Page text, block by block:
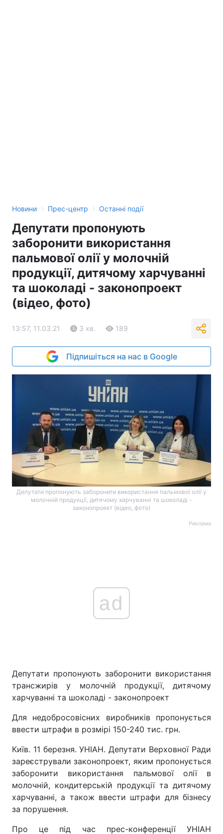
Новини › Прес-центр › Останні події
Депутати пропонують
заборонити використання
пальмової олії у молочній
продукції, дитячому харчуванні
та шоколаді - законопроект
(відео, фото)
13:57, 11.03.21 3 хв. 189
Підпишіться на нас в Google
Депутати пропонують заборонити використання пальмової олії у
молочній продукції, дитячому харчуванні та шоколаді -
законопроект (відео, фото)
Реклама
ad
Депутати пропонують заборонити використання
трансжирів у молочній продукції, дитячому
харчуванні та шоколаді - законопроект
Для недобросовісних виробників пропонується
ввести штрафи в розмірі 150-240 тис. грн.
Київ. 11 березня. УНІАН. Депутати Верховної Ради
зареєстрували законопроект, яким пропонується
заборонити використання пальмової олії в
молочній, кондитерській продукції та дитячому
харчуванні, а також ввести штрафи для бізнесу
за порушення.
Про це під час прес-конференції УНІАН